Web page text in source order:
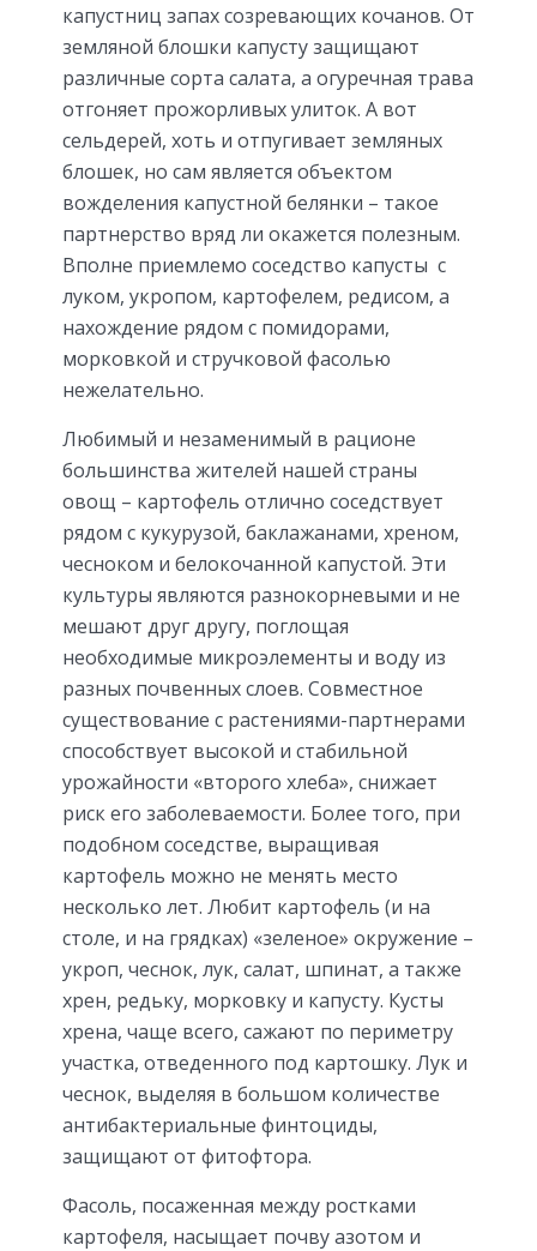
капустниц запах созревающих кочанов. От
земляной блошки капусту защищают
различные сорта салата, а огуречная трава
отгоняет прожорливых улиток. А вот
сельдерей, хоть и отпугивает земляных
блошек, но сам является объектом
вожделения капустной белянки – такое
партнерство вряд ли окажется полезным.
Вполне приемлемо соседство капусты с
луком, укропом, картофелем, редисом, а
нахождение рядом с помидорами,
морковкой и стручковой фасолью
нежелательно.
Любимый и незаменимый в рационе
большинства жителей нашей страны
овощ – картофель отлично соседствует
рядом с кукурузой, баклажанами, хреном,
чесноком и белокочанной капустой. Эти
культуры являются разнокорневыми и не
мешают друг другу, поглощая
необходимые микроэлементы и воду из
разных почвенных слоев. Совместное
существование с растениями-партнерами
способствует высокой и стабильной
урожайности «второго хлеба», снижает
риск его заболеваемости. Более того, при
подобном соседстве, выращивая
картофель можно не менять место
несколько лет. Любит картофель (и на
столе, и на грядках) «зеленое» окружение –
укроп, чеснок, лук, салат, шпинат, а также
хрен, редьку, морковку и капусту. Кусты
хрена, чаще всего, сажают по периметру
участка, отведенного под картошку. Лук и
чеснок, выделяя в большом количестве
антибактериальные финтоциды,
защищают от фитофтора.
Фасоль, посаженная между ростками
картофеля, насыщает почву азотом и